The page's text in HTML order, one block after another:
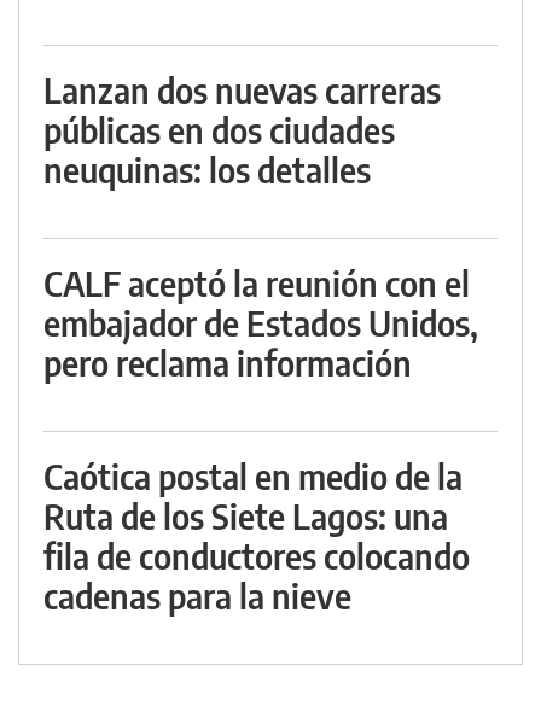
Lanzan dos nuevas carreras
públicas en dos ciudades
neuquinas: los detalles
CALF aceptó la reunión con el
embajador de Estados Unidos,
pero reclama información
Caótica postal en medio de la
Ruta de los Siete Lagos: una
fila de conductores colocando
cadenas para la nieve